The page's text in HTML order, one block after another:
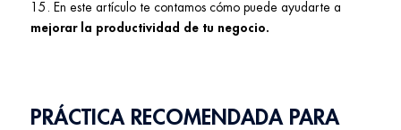
15. En este artículo te contamos cómo puede ayudarte a
mejorar la productividad de tu negocio.
PRÁCTICA RECOMENDADA PARA